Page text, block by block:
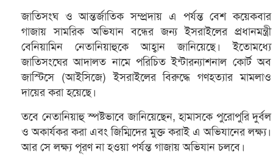
জাতিসংঘ ও আন্তর্জাতিক সম্প্রদায় এ পর্যন্ত বেশ কয়েকবার
গাজায় সামরিক অভিযান বন্ধের জন্য ইসরাইলের প্রধানমন্ত্রী
বেনিয়ামিন নেতানিয়াহুকে আহ্বান জানিয়েছে। ইতোমধ্যে
জাতিসংঘের আদালত নামে পরিচিত ইন্টারন্যাশনাল কোর্ট অব
জাস্টিসে (আইসিজে) ইসরাইলের বিরুদ্ধে গণহত্যার মামলাও
দায়ের করা হয়েছে।
তবে নেতানিয়াহু স্পষ্টভাবে জানিয়েছেন, হামাসকে পুরোপুরি দুর্বল
ও অকার্যকর করা এবং জিম্মিদের মুক্ত করাই এ অভিযানের লক্ষ্য।
আর সে লক্ষ্য পূরণ না হওয়া পর্যন্ত গাজায় অভিযান চলবে।